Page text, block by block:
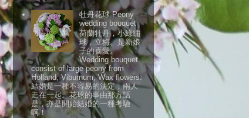
牡丹花球 Peony
wedding bouquet
荷蘭牡丹，小綠繡
球，立梅。是新娘
子的喜愛。
Wedding bouquet
consist of large peony from
Holland, Viburnum, Wax flowers.
結婚是一種不容易的決定，兩人
走在一起。花球的事由那方話
是，亦是開始結婚的一種考驗
啊！